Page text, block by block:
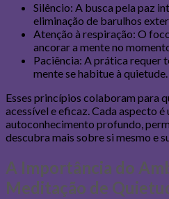
Silêncio: A busca pela paz
eliminação de barulhos
Atenção à respiração: O
ancorar a mente no
Paciência: A prática requer
mente se habitue à quietude.
Esses princípios colaboram para
acessível e eficaz. Cada aspecto é
autoconhecimento profundo,
descubra mais sobre si mesmo e
A Importância do
Meditação de